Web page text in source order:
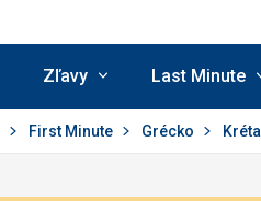
Zľavy Last Minute
First Minute Grécko Kréta